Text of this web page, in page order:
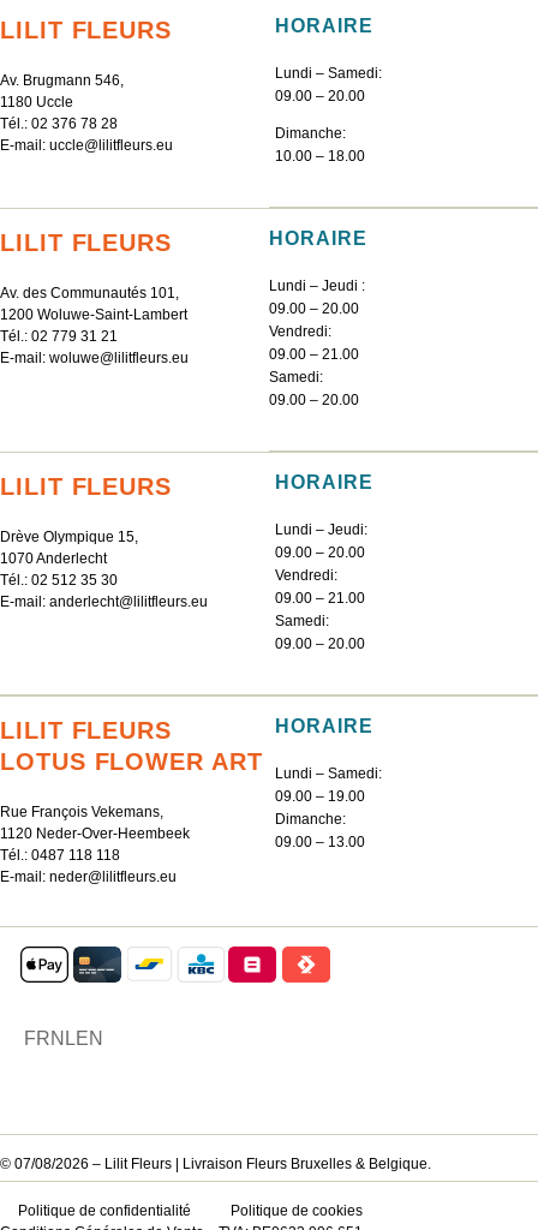
LILIT FLEURS
Av. Brugmann 546,
1180 Uccle
Tél.: 02 376 78 28
E-mail: uccle@lilitfleurs.eu
HORAIRE
Lundi – Samedi:
09.00 – 20.00
Dimanche:
10.00 – 18.00
LILIT FLEURS
Av. des Communautés 101,
1200 Woluwe-Saint-Lambert
Tél.: 02 779 31 21
E-mail: woluwe@lilitfleurs.eu
HORAIRE
Lundi – Jeudi :
09.00 – 20.00
Vendredi:
09.00 – 21.00
Samedi:
09.00 – 20.00
LILIT FLEURS
Drève Olympique 15,
1070 Anderlecht
Tél.: 02 512 35 30
E-mail: anderlecht@lilitfleurs.eu
HORAIRE
Lundi – Jeudi:
09.00 – 20.00
Vendredi:
09.00 – 21.00
Samedi:
09.00 – 20.00
LILIT FLEURS
LOTUS FLOWER ART
Rue François Vekemans,
1120 Neder-Over-Heembeek
Tél.: 0487 118 118
E-mail: neder@lilitfleurs.eu
HORAIRE
Lundi – Samedi:
09.00 – 19.00
Dimanche:
09.00 – 13.00
FRNLEN
© 07/08/2026 – Lilit Fleurs | Livraison Fleurs Bruxelles & Belgique.
Politique de confidentialité
Politique de cookies